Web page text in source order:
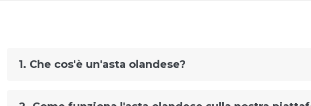
1. Che cos'è un'asta olandese?